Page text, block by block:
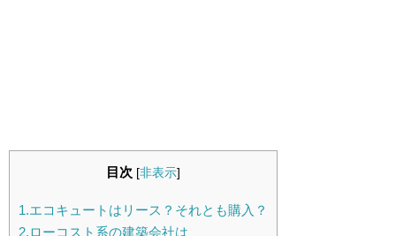
目次 [非表示]
1.エコキュートはリース？それとも購入？
2.ローコスト系の建築会社は